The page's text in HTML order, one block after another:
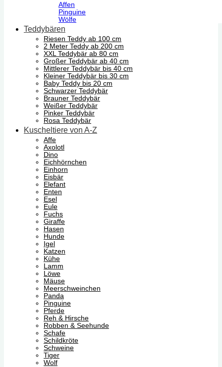
Affen
Pinguine
Wölfe
Teddybären
Riesen Teddy ab 100 cm
2 Meter Teddy ab 200 cm
XXL Teddybär ab 80 cm
Großer Teddybär ab 40 cm
Mittlerer Teddybär bis 40 cm
Kleiner Teddybär bis 30 cm
Baby Teddy bis 20 cm
Schwarzer Teddybär
Brauner Teddybär
Weißer Teddybär
Pinker Teddybär
Rosa Teddybär
Kuscheltiere von A-Z
Affe
Axolotl
Dino
Eichhörnchen
Einhorn
Eisbär
Elefant
Enten
Esel
Eule
Fuchs
Giraffe
Hasen
Hunde
Igel
Katzen
Kühe
Lamm
Löwe
Mäuse
Meerschweinchen
Panda
Pinguine
Pferde
Reh & Hirsche
Robben & Seehunde
Schafe
Schildkröte
Schweine
Tiger
Wolf